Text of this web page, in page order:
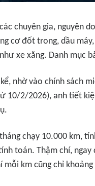
chuyên gia, nguyên
cơ đốt trong, dầu
xe xăng. Danh mục
nhờ vào chính sách
10/2/2026), anh tiết
chạy 10.000 km,
toán. Thậm chí,
mỗi km cũng chỉ